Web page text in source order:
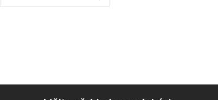
která je ideální pro profesionální